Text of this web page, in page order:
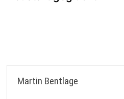
Martin Bentlage